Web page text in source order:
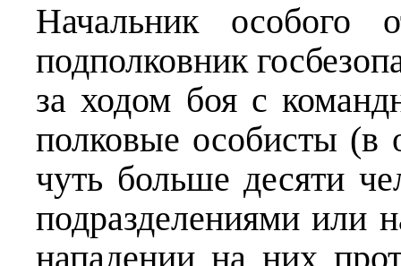
Начальник особого
подполковник
за ходом боя с
полковые особисты (в
чуть больше десяти
подразделениями или
нападении на них